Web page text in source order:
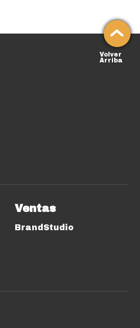
Volver
Arriba
Ventas
BrandStudio